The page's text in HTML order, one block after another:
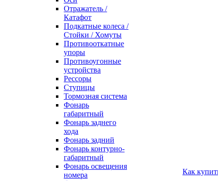
Отражатель /
Катафот
Подкатные колеса /
Стойки / Хомуты
Противооткатные
упоры
Противоугонные
устройства
Рессоры
Ступицы
Тормозная система
Фонарь
габаритный
Фонарь заднего
хода
Фонарь задний
Фонарь контурно-
габаритный
Фонарь освещения
номера
Как